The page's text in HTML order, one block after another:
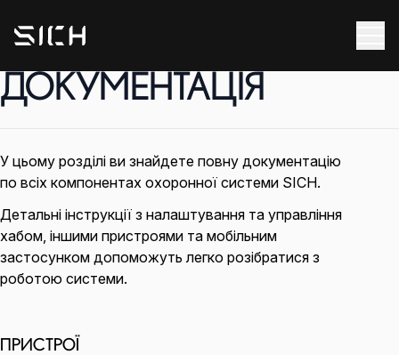
ДОКУМЕНТАЦІЯ
У цьому розділі ви знайдете повну документацію
по всіх компонентах охоронної системи SICH.
Детальні інструкції з налаштування та управління
хабом, іншими пристроями та мобільним
застосунком допоможуть легко розібратися з
роботою системи.
ПРИСТРОЇ